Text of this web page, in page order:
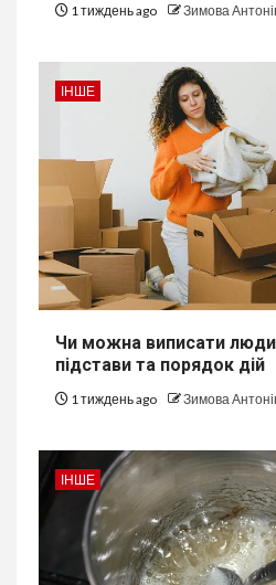
1 тиждень ago Зимова
ІНШЕ
Чи можна виписати
підстави та порядок дій
1 тиждень ago Зимова
ІНШЕ